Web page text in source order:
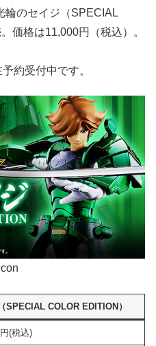
輪のセイジ（SPECIAL
価格は11,000円（税込）。
約受付中です。
SPECIAL COLOR EDITION）
(税込)